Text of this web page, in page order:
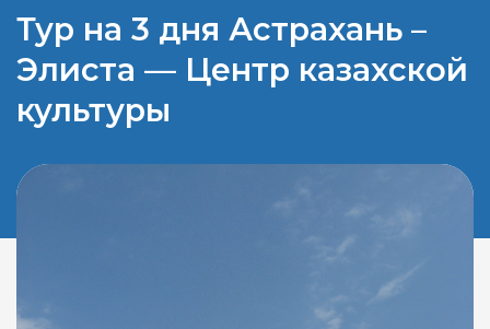
Тур на 3 дня Астрахань –
Элиста — Центр казахской
культуры